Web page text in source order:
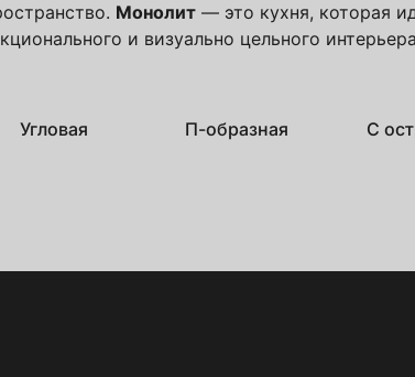
Монолит — это кухня, которая
и визуально цельного
Угловая П-образная С